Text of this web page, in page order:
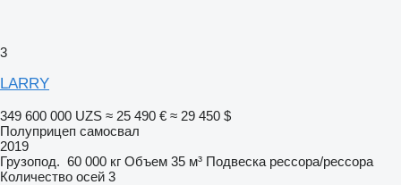
3
LARRY
349 600 000 UZS ≈ 25 490 € ≈ 29 450 $
Полуприцеп самосвал
2019
Грузопод. 60 000 кг Объем 35 м³ Подвеска рессора/рессора
Количество осей 3